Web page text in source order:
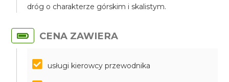
dróg o charakterze górskim i skalistym.
CENA ZAWIERA
usługi kierowcy przewodnika